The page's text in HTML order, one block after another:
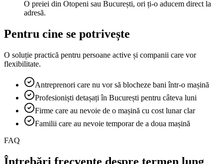
O preiei din Otopeni sau București, ori ți-o aducem direct la
adresă.
Pentru cine se potrivește
O soluție practică pentru persoane active și companii care vor
flexibilitate.
Antreprenori care nu vor să blocheze bani într-o mașină
Profesioniști detașați în București pentru câteva luni
Firme care au nevoie de o mașină cu cost lunar clar
Familii care au nevoie temporar de a doua mașină
FAQ